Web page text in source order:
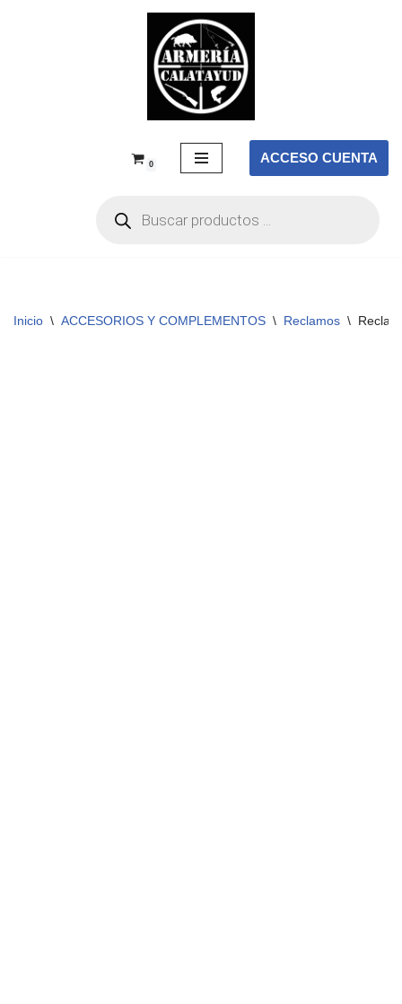
0 ACCESO CUENTA
Inicio \ ACCESORIOS Y COMPLEMENTOS \ Reclamos \